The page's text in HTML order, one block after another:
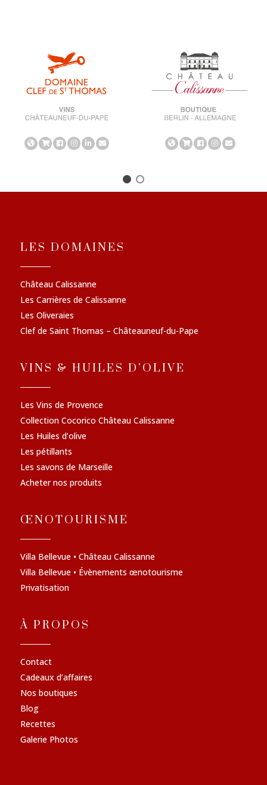
LES DOMAINES
Château Calissanne
Les Carrières de Calissanne
Les Oliveraies
Clef de Saint Thomas – Châteauneuf-du-Pape
VINS & HUILES D'OLIVE
Les Vins de Provence
Collection Cocorico Château Calissanne
Les Huiles d’olive
Les pétillants
Les savons de Marseille
Acheter nos produits
ŒNOTOURISME
Villa Bellevue • Château Calissanne
Villa Bellevue • Évènements œnotourisme
Privatisation
À PROPOS
Contact
Cadeaux d’affaires
Nos boutiques
Blog
Recettes
Galerie Photos